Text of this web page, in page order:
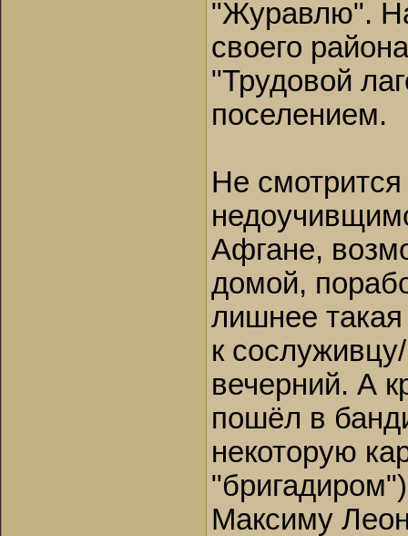
"Журавлю".
своего
"Трудовой
поселением.
Не смотрится
Афгане,
домой,
лишнее
к
вечерний. А
пошёл в
некоторую
Максиму